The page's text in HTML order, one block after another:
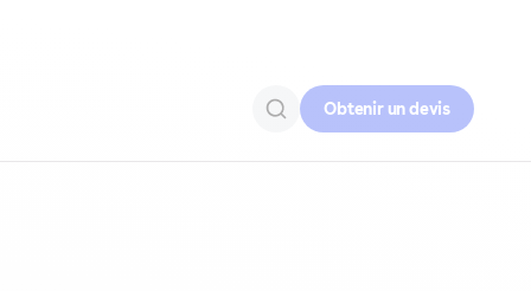
Obtenir un devis